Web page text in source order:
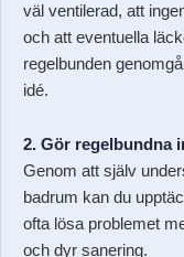
väl ventilerad, att
och att eventuella
regelbunden
idé.
2. Gör regelbundna
Genom att själv
badrum kan du
ofta lösa problemet
och dyr sanering.